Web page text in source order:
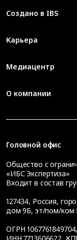
Создано в IBS
Карьера
Медиацентр
О компании
Головной офис
Общество с
«ИБС Экспертиза»
Входит в состав
127434, Россия,
дом 9Б, эт/пом/ком
ОГРН 1067761849704,